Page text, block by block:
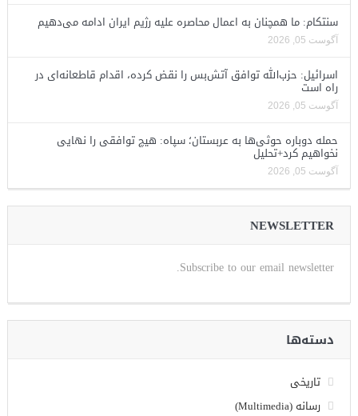
سنتکام: ما همچنان به اعمال محاصره علیه رژیم ایران ادامه می‌دهیم
آگوست 05, 2026
اسرائیل: حزب‌الله توافق آتش‌بس را نقض کرده، اقدام قاطعانه‌ای در
راه است
آگوست 05, 2026
حمله دوباره حوثی‌ها به عربستان؛ سپاه: هیچ توافقی را نهایی
نخواهیم کرد+تحلیل
آگوست 05, 2026
NEWSLETTER
Subscribe to our email newsletter.
دسته‌ها
تاریخی
رسانه (Multimedia)